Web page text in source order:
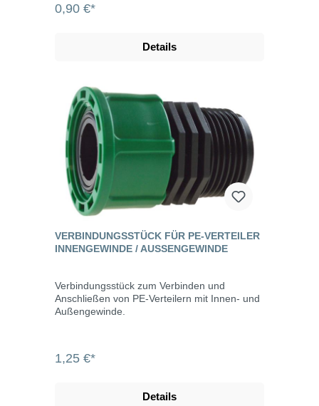
0,90 €*
Details
VERBINDUNGSSTÜCK FÜR PE-VERTEILER
INNENGEWINDE / AUSSENGEWINDE
Verbindungsstück zum Verbinden und
Anschließen von PE-Verteilern mit Innen- und
Außengewinde.
1,25 €*
Details